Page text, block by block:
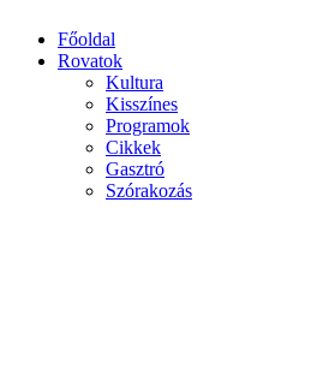
Főoldal
Rovatok
Kultura
Kisszínes
Programok
Cikkek
Gasztró
Szórakozás